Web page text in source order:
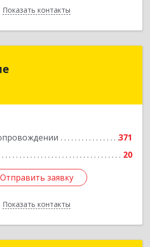
Показать контакты
Назад
371
20
Отправить заявку
Показать контакты
обл, Калининград г,
Отправить заявку
Назад